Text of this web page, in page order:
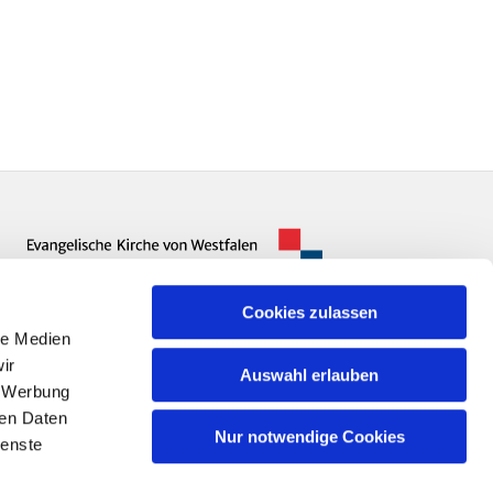
Medien
Daten
Cookies zulassen
Auswahl erlauben
Nur notwendige Cookies